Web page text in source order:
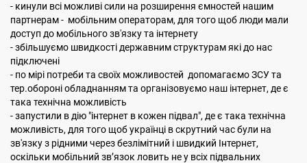
- кинули всі можливі сили на розширення ємностей нашим
партнерам - мобільним операторам, для того щоб люди мали
доступ до мобільного зв'язку та інтернету
- збільшуємо швидкості державним структурам які до нас
підключені
- по мірі потреби та своїх можливостей допомагаємо ЗСУ та
тер.обороні обладнанням та організовуємо наш інтернет, де є
така технічна можливість
- запустили в дію "інтернет в кожен підвал", де є така технічна
можливість, для того щоб українці в скрутний час були на
зв'язку з рідними через безлімітний і швидкий Інтернет,
оскільки мобільний зв’язок ловить не у всіх підвальних